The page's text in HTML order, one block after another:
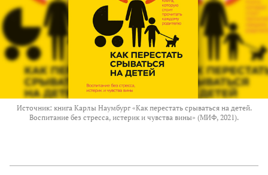
Источник: книга Карлы Наумбург «Как перестать срываться на детей.
Воспитание без стресса, истерик и чувства вины» (МИФ, 2021).